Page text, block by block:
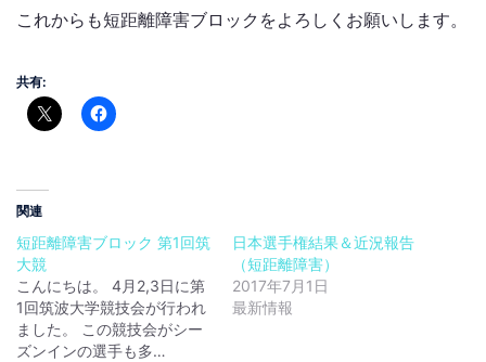
これからも短距離障害ブロックをよろしくお願いします。
共有:
関連
短距離障害ブロック 第1回筑
大競
こんにちは。 4月2,3日に第
1回筑波大学競技会が行われ
ました。 この競技会がシー
ズンインの選手も多…
日本選手権結果＆近況報告
（短距離障害）
2017年7月1日
最新情報